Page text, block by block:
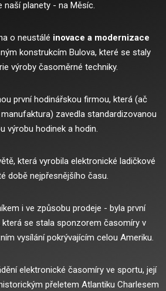
naší planety - na Měsíc.
o neustálé inovace a modernizace
konstrukcím Bulova, které se staly
výroby časoměrné techniky.
první hodinářskou firmou, která (ač
zavedla standardizovanou
výrobu hodinek a hodin.
která vyrobila elektronické ladičkové
době nejpřesnějšího času.
i ve způsobu prodeje - byla první
se stala sponzorem časomíry v
vysílání pokrývajícím celou Ameriku.
elektronické časomíry ve sportu, její
přeletem Atlantiku Charlesem